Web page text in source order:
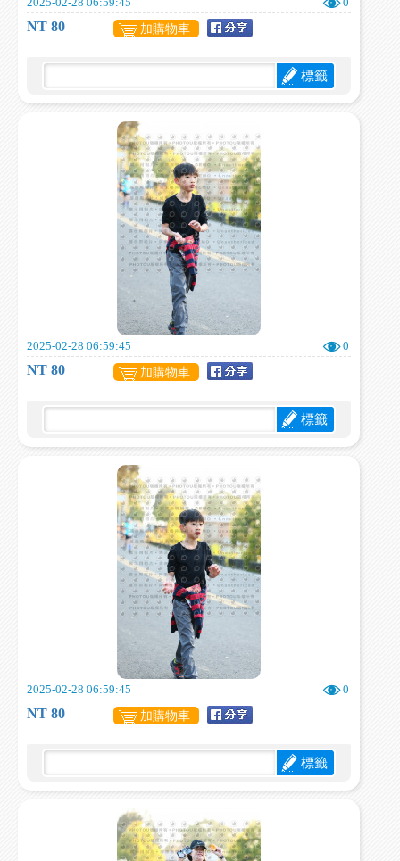
2025-02-28 06:59:45 0
NT 80 加購物車
標籤
2025-02-28 06:59:45 0
NT 80 加購物車
標籤
2025-02-28 06:59:45 0
NT 80 加購物車
標籤